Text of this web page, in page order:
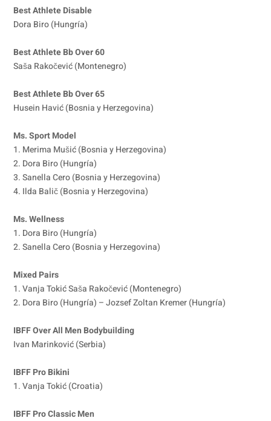
Best Athlete Disable
Dora Biro (Hungría)
Best Athlete Bb Over 60
Saša Rakočević (Montenegro)
Best Athlete Bb Over 65
Husein Havić (Bosnia y Herzegovina)
Ms. Sport Model
1. Merima Mušić (Bosnia y Herzegovina)
2. Dora Biro (Hungría)
3. Sanella Cero (Bosnia y Herzegovina)
4. Ilda Balič (Bosnia y Herzegovina)
Ms. Wellness
1. Dora Biro (Hungría)
2. Sanella Cero (Bosnia y Herzegovina)
Mixed Pairs
1. Vanja Tokić Saša Rakočević (Montenegro)
2. Dora Biro (Hungría) – Jozsef Zoltan Kremer (Hungría)
IBFF Over All Men Bodybuilding
Ivan Marinković (Serbia)
IBFF Pro Bikini
1. Vanja Tokić (Croatia)
IBFF Pro Classic Men